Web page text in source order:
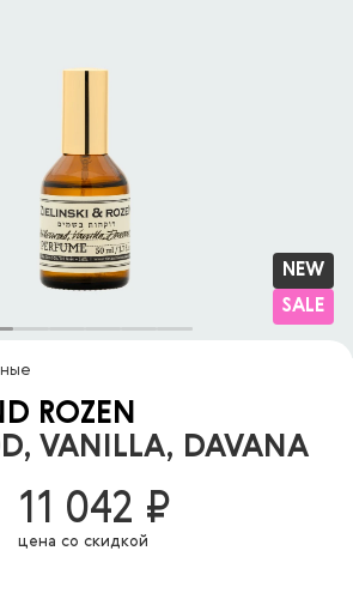
NEW
SALE
ROZEN
VANILLA, DAVANA
11 042 ₽
цена со скидкой